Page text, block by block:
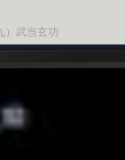
）武当玄功